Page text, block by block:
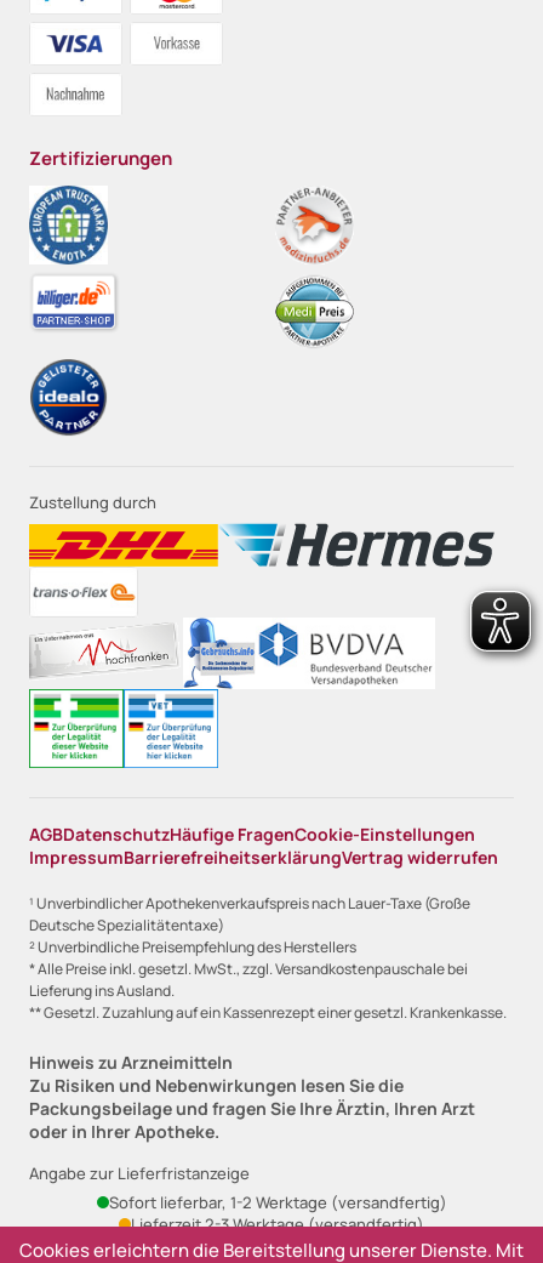
Cookies erleichtern die Bereitstellung unserer Dienste. Mit
Zertifizierungen
Zustellung durch
AGBDatenschutzHäufige FragenCookie-Einstellungen
ImpressumBarrierefreiheitserklärungVertrag widerrufen
¹ Unverbindlicher Apothekenverkaufspreis nach Lauer-Taxe (Große
Deutsche Spezialitätentaxe)
² Unverbindliche Preisempfehlung des Herstellers
* Alle Preise inkl. gesetzl. MwSt., zzgl. Versandkostenpauschale bei
Lieferung ins Ausland.
** Gesetzl. Zuzahlung auf ein Kassenrezept einer gesetzl. Krankenkasse.
Hinweis zu Arzneimitteln
Zu Risiken und Nebenwirkungen lesen Sie die
Packungsbeilage und fragen Sie Ihre Ärztin, Ihren Arzt
oder in Ihrer Apotheke.
Angabe zur Lieferfristanzeige
Sofort lieferbar, 1-2 Werktage (versandfertig)
Lieferzeit 2-3 Werktage (versandfertig)
Ausverkauft, derzeit nicht lieferbar